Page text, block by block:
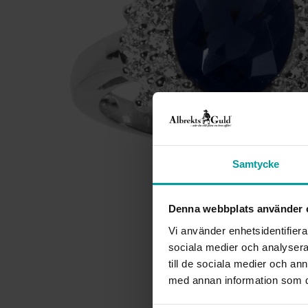
Samtycke
Denna webbplats använder
Vi använder
sociala medier och
till de sociala medier och
med annan information som